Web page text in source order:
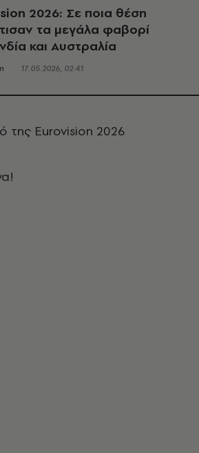
2026: Σε ποια θέση
τα μεγάλα φαβορί
και Αυστραλία
17.05.2026, 02:41
της Eurovision 2026